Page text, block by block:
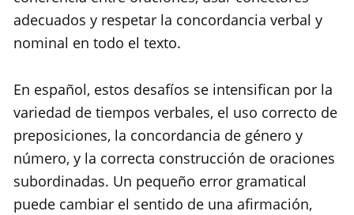
adecuados y respetar la concordancia verbal y
nominal en todo el texto.
En español, estos desafíos se intensifican por la
variedad de tiempos verbales, el uso correcto de
preposiciones, la concordancia de género y
número, y la correcta construcción de oraciones
subordinadas. Un pequeño error gramatical
puede cambiar el sentido de una afirmación,